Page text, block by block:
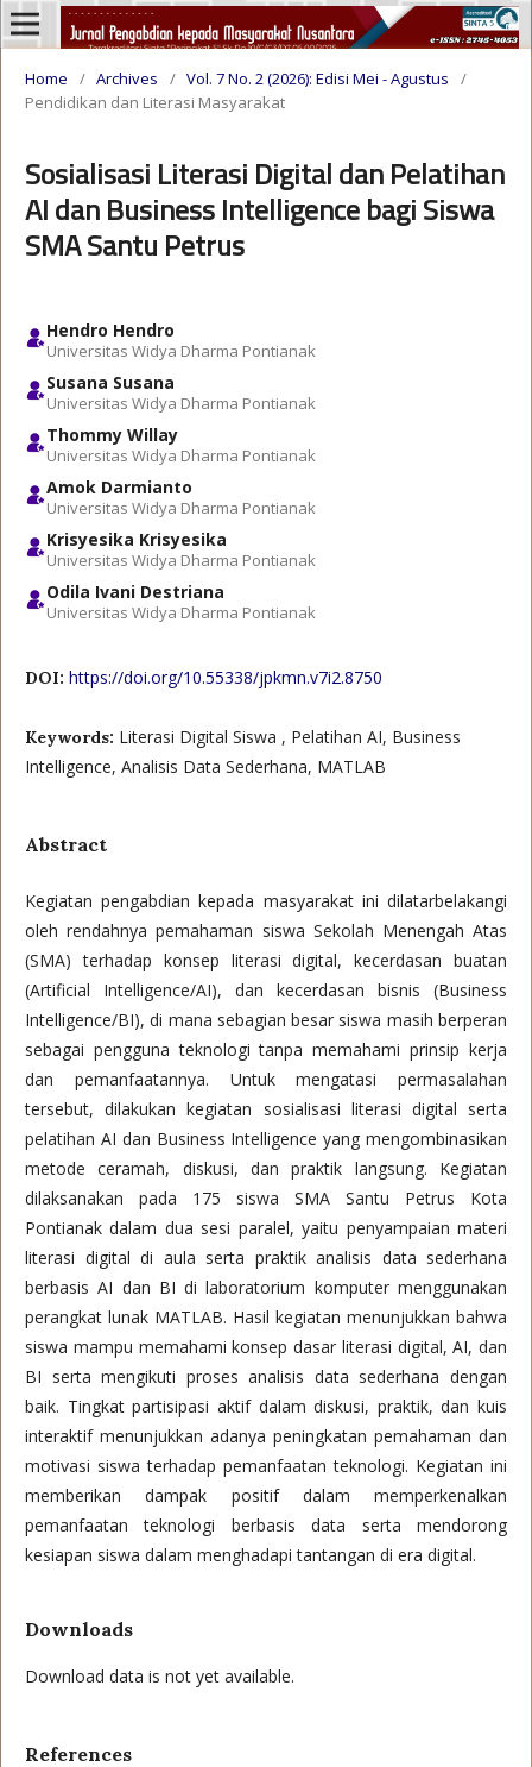
Home / Archives / Vol. 7 No. 2 (2026): Edisi Mei - Agustus
/
Pendidikan dan Literasi Masyarakat
Sosialisasi Literasi Digital dan Pelatihan
AI dan Business Intelligence bagi Siswa
SMA Santu Petrus
Hendro Hendro
Universitas Widya Dharma Pontianak
Susana Susana
Universitas Widya Dharma Pontianak
Thommy Willay
Universitas Widya Dharma Pontianak
Amok Darmianto
Universitas Widya Dharma Pontianak
Krisyesika Krisyesika
Universitas Widya Dharma Pontianak
Odila Ivani Destriana
Universitas Widya Dharma Pontianak
DOI: https://doi.org/10.55338/jpkmn.v7i2.8750
Keywords: Literasi Digital Siswa , Pelatihan AI, Business
Intelligence, Analisis Data Sederhana, MATLAB
Abstract
Kegiatan pengabdian kepada masyarakat ini dilatarbelakangi
oleh rendahnya pemahaman siswa Sekolah Menengah Atas
(SMA) terhadap konsep literasi digital, kecerdasan buatan
(Artificial Intelligence/AI), dan kecerdasan bisnis (Business
Intelligence/BI), di mana sebagian besar siswa masih berperan
sebagai pengguna teknologi tanpa memahami prinsip kerja
dan pemanfaatannya. Untuk mengatasi permasalahan
tersebut, dilakukan kegiatan sosialisasi literasi digital serta
pelatihan AI dan Business Intelligence yang mengombinasikan
metode ceramah, diskusi, dan praktik langsung. Kegiatan
dilaksanakan pada 175 siswa SMA Santu Petrus Kota
Pontianak dalam dua sesi paralel, yaitu penyampaian materi
literasi digital di aula serta praktik analisis data sederhana
berbasis AI dan BI di laboratorium komputer menggunakan
perangkat lunak MATLAB. Hasil kegiatan menunjukkan bahwa
siswa mampu memahami konsep dasar literasi digital, AI, dan
BI serta mengikuti proses analisis data sederhana dengan
baik. Tingkat partisipasi aktif dalam diskusi, praktik, dan kuis
interaktif menunjukkan adanya peningkatan pemahaman dan
motivasi siswa terhadap pemanfaatan teknologi. Kegiatan ini
memberikan dampak positif dalam memperkenalkan
pemanfaatan teknologi berbasis data serta mendorong
kesiapan siswa dalam menghadapi tantangan di era digital.
Downloads
Download data is not yet available.
References